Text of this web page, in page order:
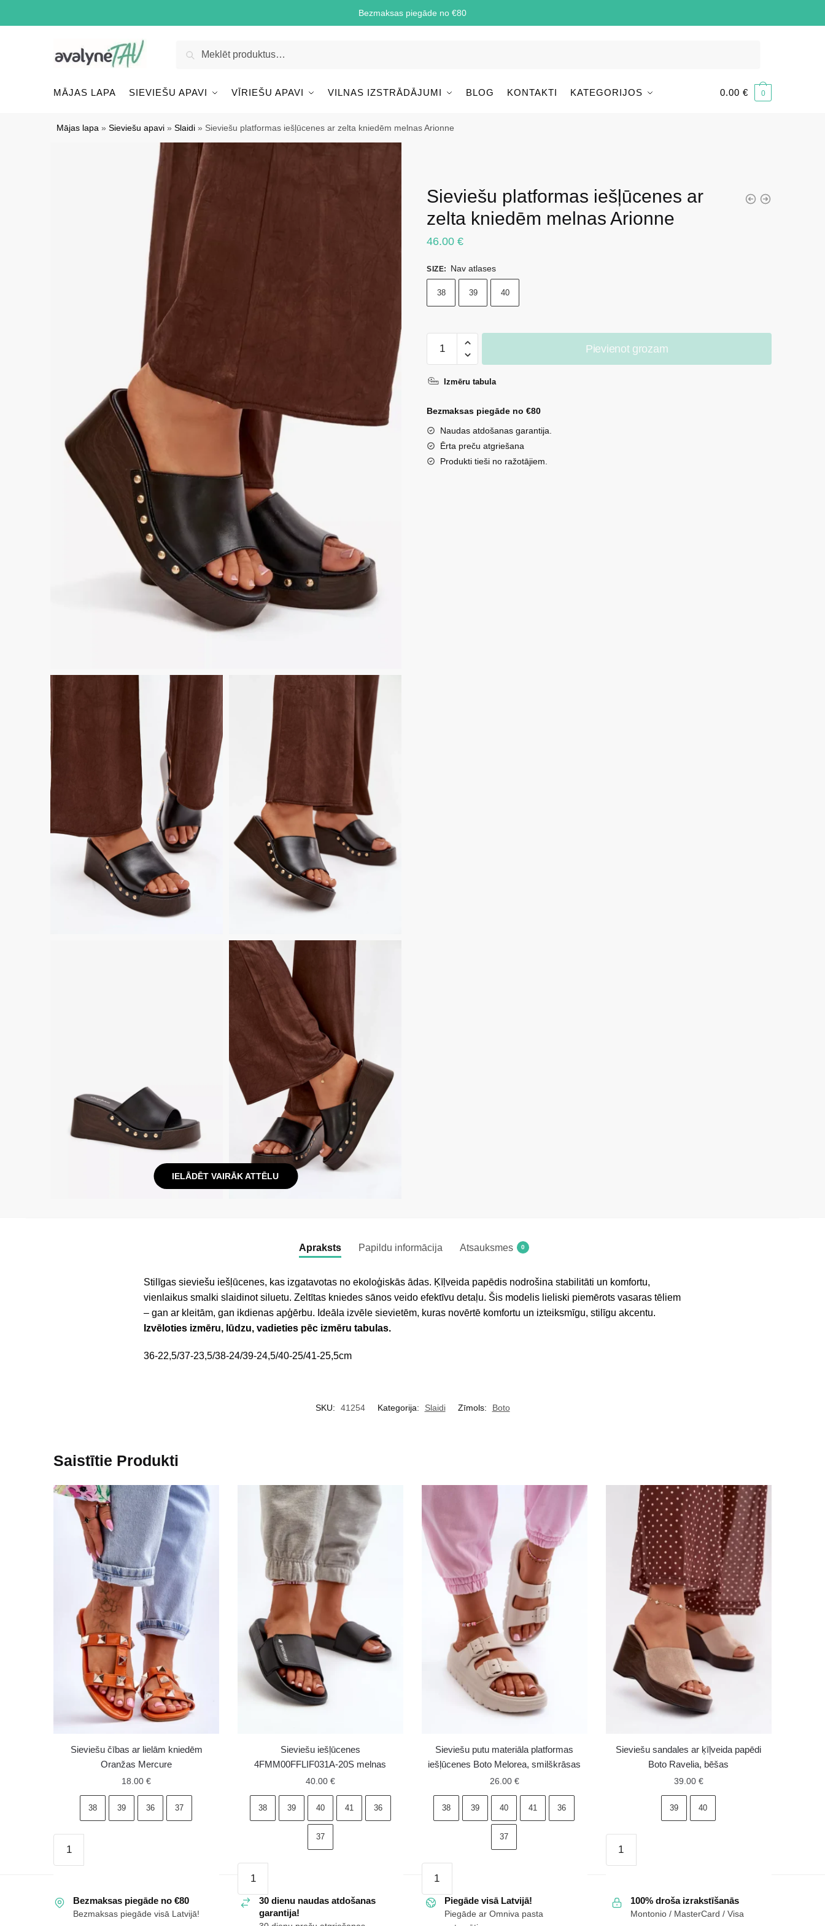
Bezmaksas piegāde no €80
Meklēt
MĀJAS LAPA SIEVIEŠU APAVI VĪRIEŠU APAVI VILNAS IZSTRĀDĀJUMI BLOG KONTAKTI KATEGORIJOS 0.00 € 0
Mājas lapa »Sieviešu apavi »Slaidi » Sieviešu platformas iešļūcenes ar zelta kniedēm melnas Arionne
IELĀDĒT VAIRĀK ATTĒLU
Sieviešu platformas iešļūcenes ar
zelta kniedēm melnas Arionne
46.00€
SIZE: Nav atlases
38 39 40
platformas
ar
kniedēm
melnas
Arionne
daudzums
Pievienot grozam
Izmēru tabula
Bezmaksas piegāde no €80
Naudas atdošanas garantija.
Ērta preču atgriešana
Produkti tieši no ražotājiem.
Apraksts Papildu informācija Atsauksmes 0
Stilīgas sieviešu iešļūcenes, kas izgatavotas no ekoloģiskās ādas. Ķīļveida papēdis nodrošina stabilitāti un komfortu,
vienlaikus smalki slaidinot siluetu. Zeltītas kniedes sānos veido efektīvu detaļu. Šis modelis lieliski piemērots vasaras tēliem
– gan ar kleitām, gan ikdienas apģērbu. Ideāla izvēle sievietēm, kuras novērtē komfortu un izteiksmīgu, stilīgu akcentu.
Izvēloties izmēru, lūdzu, vadieties pēc izmēru tabulas.
36-22,5/37-23,5/38-24/39-24,5/40-25/41-25,5cm
SKU: 41254 Kategorija: Slaidi Zīmols: Boto
Saistītie Produkti
Sieviešu čības ar lielām kniedēm
Oranžas Mercure
18.00 €
38 39 36 37
čības
kniedēm
Oranžas
Sieviešu iešļūcenes
4FMM00FFLIF031A-20S melnas
40.00 €
38 39 40 41 36
37
iešļūcenes
4FMM00FFLIF031A-
Sieviešu putu materiāla platformas
iešļūcenes Boto Melorea, smilškrāsas
26.00 €
38 39 40 41 36
37
putu
materiāla
platformas
Sieviešu sandales ar ķīļveida papēdi
Boto Ravelia, bēšas
39.00 €
39 40
sandales
papēdi
Bezmaksas piegāde no €80
Bezmaksas piegāde visā Latvijā!
30 dienu naudas atdošanas
garantija!
Piegāde visā Latvijā!
Piegāde ar Omniva pasta
100% droša izrakstīšanās
Montonio / MasterCard / Visa